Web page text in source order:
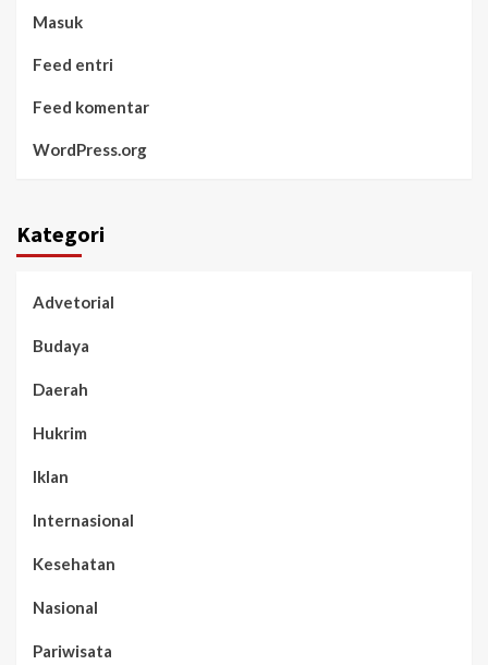
Masuk
Feed entri
Feed komentar
WordPress.org
Kategori
Advetorial
Budaya
Daerah
Hukrim
Iklan
Internasional
Kesehatan
Nasional
Pariwisata